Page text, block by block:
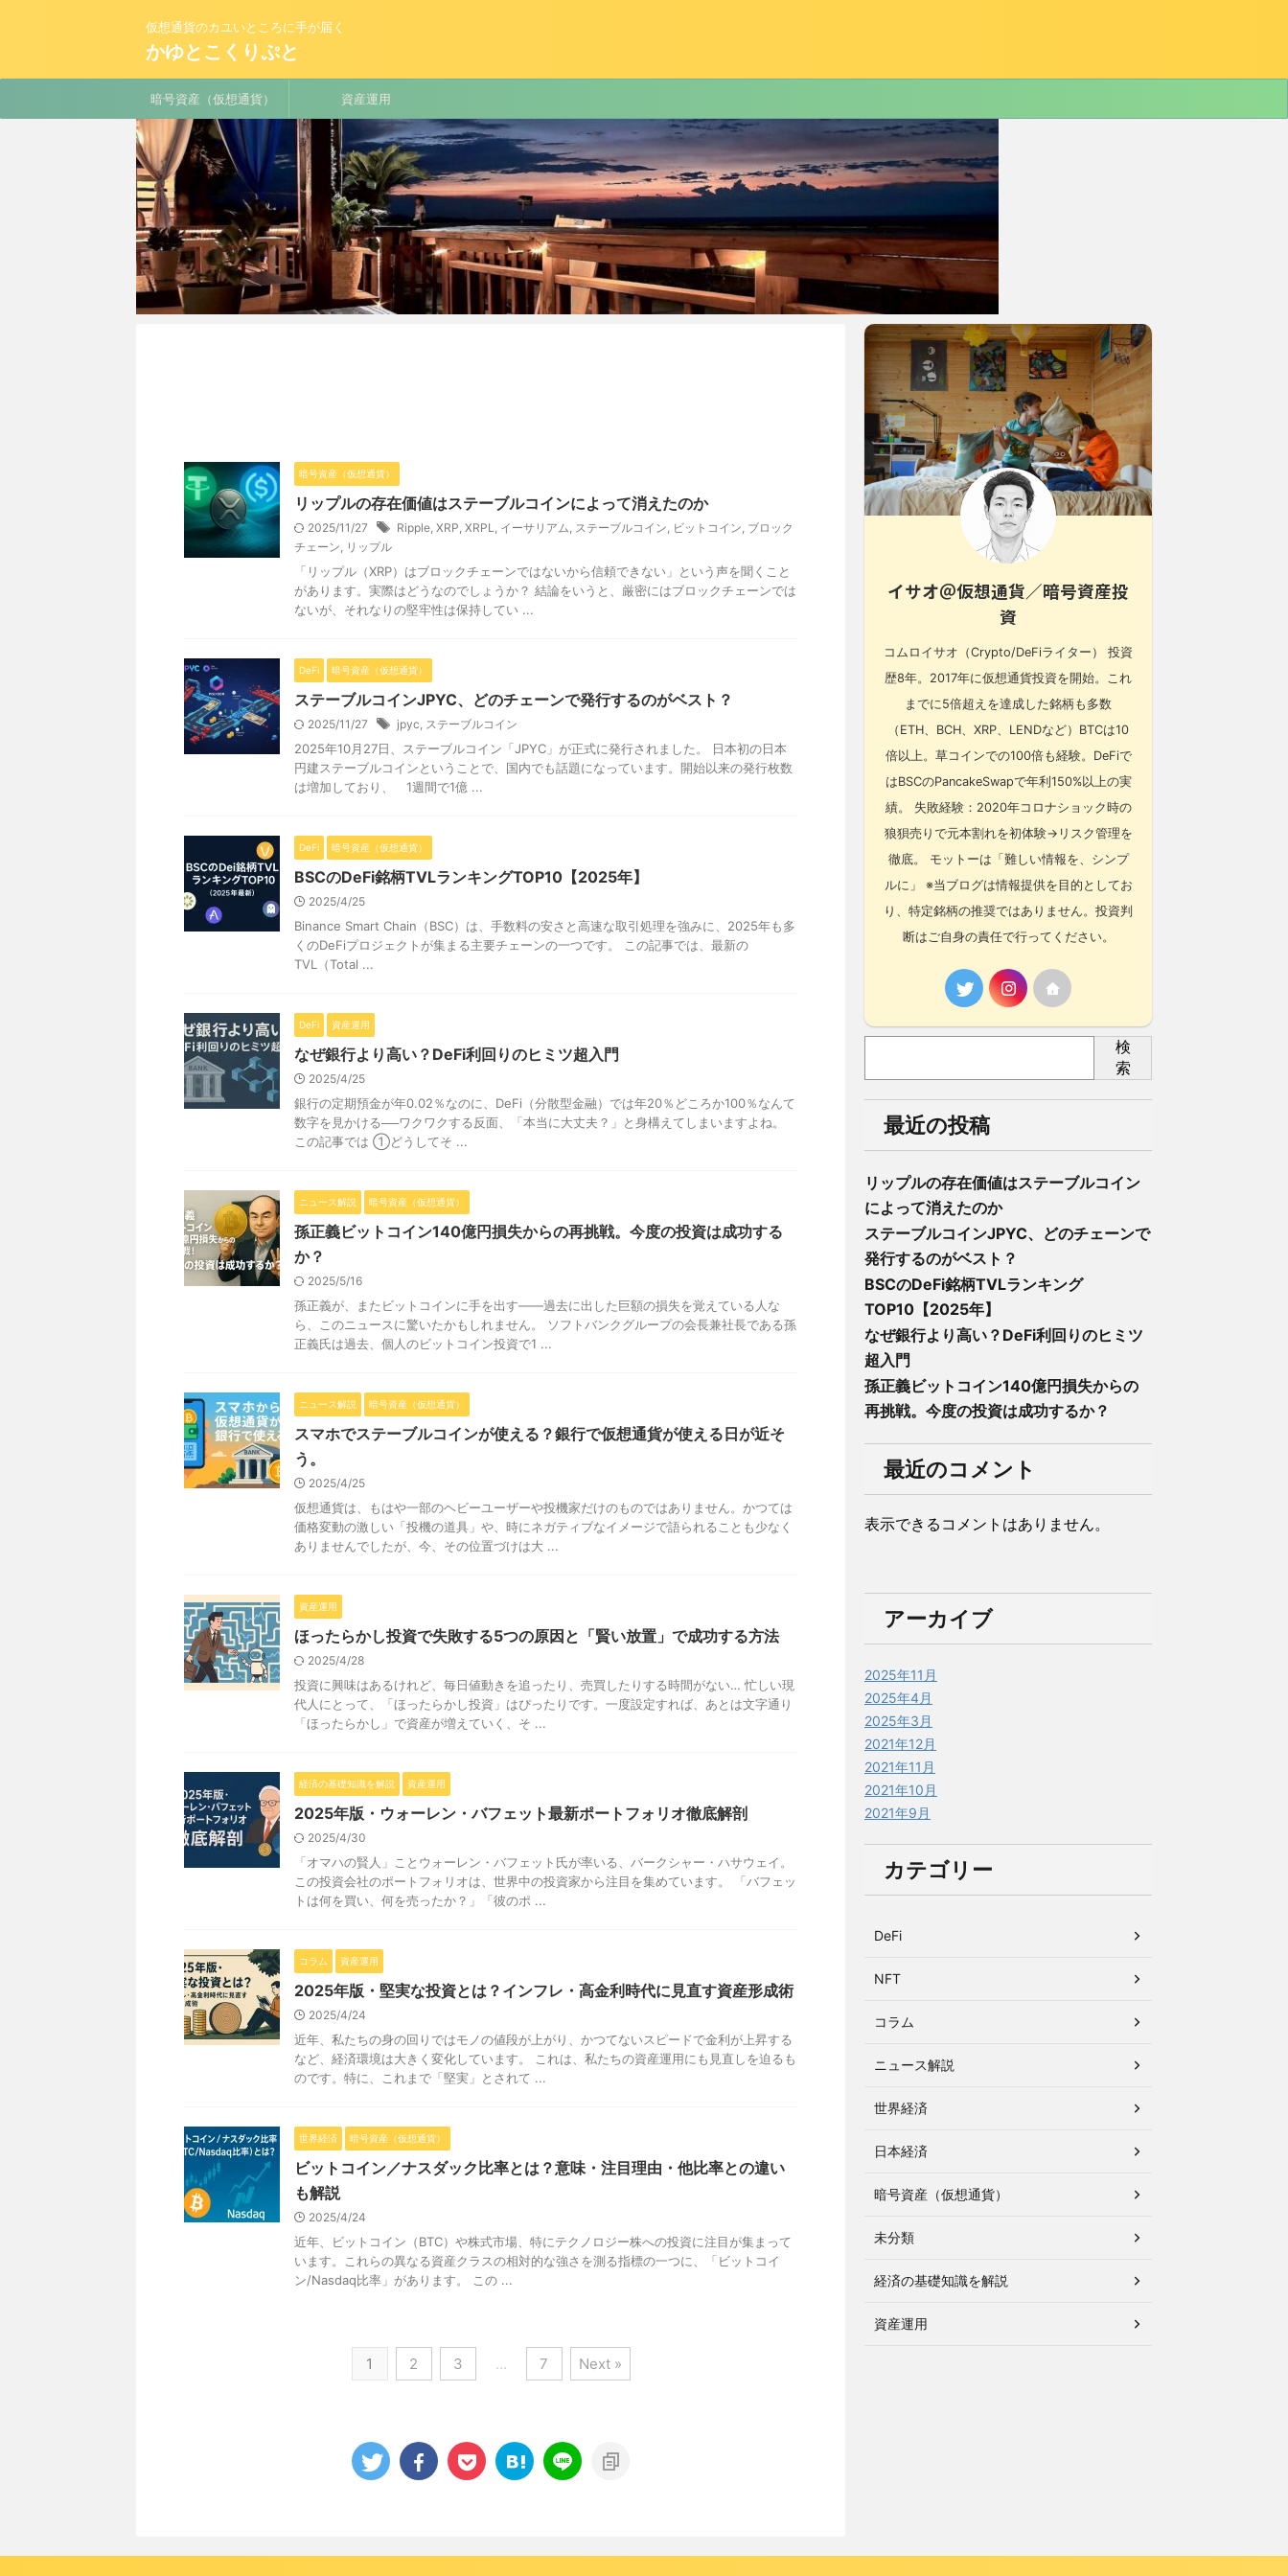
仮想通貨のカユいところに手が届く
かゆとこくりぷと
暗号資産（仮想通貨） 資産運用
暗号資産（仮想通貨）
リップルの存在価値はステーブルコインによって消えたのか
2025/11/27 Ripple, XRP, XRPL, イーサリアム, ステーブルコイン, ビットコイン, ブロック
チェーン, リップル
「リップル（XRP）はブロックチェーンではないから信頼できない」という声を聞くこと
があります。実際はどうなのでしょうか？ 結論をいうと、厳密にはブロックチェーンでは
ないが、それなりの堅牢性は保持してい ...
DeFi 暗号資産（仮想通貨）
ステーブルコインJPYC、どのチェーンで発行するのがベスト？
2025/11/27 jpyc, ステーブルコイン
2025年10月27日、ステーブルコイン「JPYC」が正式に発行されました。 日本初の日本
円建ステーブルコインということで、国内でも話題になっています。開始以来の発行枚数
は増加しており、 1週間で1億 ...
DeFi 暗号資産（仮想通貨）
BSCのDeFi銘柄TVLランキングTOP10【2025年】
2025/4/25
Binance Smart Chain（BSC）は、手数料の安さと高速な取引処理を強みに、2025年も多
くのDeFiプロジェクトが集まる主要チェーンの一つです。 この記事では、最新の
TVL（Total ...
DeFi 資産運用
なぜ銀行より高い？DeFi利回りのヒミツ超入門
2025/4/25
銀行の定期預金が年0.02％なのに、DeFi（分散型金融）では年20％どころか100％なんて
数字を見かける──ワクワクする反面、「本当に大丈夫？」と身構えてしまいますよね。
この記事では ①どうしてそ ...
ニュース解説 暗号資産（仮想通貨）
孫正義ビットコイン140億円損失からの再挑戦。今度の投資は成功する
か？
2025/5/16
孫正義が、またビットコインに手を出す――過去に出した巨額の損失を覚えている人な
ら、このニュースに驚いたかもしれません。 ソフトバンクグループの会長兼社長である孫
正義氏は過去、個人のビットコイン投資で1 ...
ニュース解説 暗号資産（仮想通貨）
スマホでステーブルコインが使える？銀行で仮想通貨が使える日が近そ
う。
2025/4/25
仮想通貨は、もはや一部のヘビーユーザーや投機家だけのものではありません。かつては
価格変動の激しい「投機の道具」や、時にネガティブなイメージで語られることも少なく
ありませんでしたが、今、その位置づけは大 ...
資産運用
ほったらかし投資で失敗する5つの原因と「賢い放置」で成功する方法
2025/4/28
投資に興味はあるけれど、毎日値動きを追ったり、売買したりする時間がない… 忙しい現
代人にとって、「ほったらかし投資」はぴったりです。一度設定すれば、あとは文字通り
「ほったらかし」で資産が増えていく、そ ...
経済の基礎知識を解説 資産運用
2025年版・ウォーレン・バフェット最新ポートフォリオ徹底解剖
2025/4/30
「オマハの賢人」ことウォーレン・バフェット氏が率いる、バークシャー・ハサウェイ。
この投資会社のポートフォリオは、世界中の投資家から注目を集めています。 「バフェッ
トは何を買い、何を売ったか？」「彼のポ ...
コラム 資産運用
2025年版・堅実な投資とは？インフレ・高金利時代に見直す資産形成術
2025/4/24
近年、私たちの身の回りではモノの値段が上がり、かつてないスピードで金利が上昇する
など、経済環境は大きく変化しています。 これは、私たちの資産運用にも見直しを迫るも
のです。特に、これまで「堅実」とされて ...
世界経済 暗号資産（仮想通貨）
ビットコイン／ナスダック比率とは？意味・注目理由・他比率との違い
も解説
2025/4/24
近年、ビットコイン（BTC）や株式市場、特にテクノロジー株への投資に注目が集まって
います。これらの異なる資産クラスの相対的な強さを測る指標の一つに、「ビットコイ
ン/Nasdaq比率」があります。 この ...
1 2 3 … 7 Next »
イサオ＠仮想通貨／暗号資産投
資
コムロイサオ（Crypto/DeFiライター） 投資
歴8年。2017年に仮想通貨投資を開始。これ
までに5倍超えを達成した銘柄も多数
（ETH、BCH、XRP、LENDなど）BTCは10
倍以上。草コインでの100倍も経験。DeFiで
はBSCのPancakeSwapで年利150%以上の実
績。 失敗経験：2020年コロナショック時の
狼狽売りで元本割れを初体験→リスク管理を
徹底。 モットーは「難しい情報を、シンプ
ルに」 ※当ブログは情報提供を目的としてお
り、特定銘柄の推奨ではありません。投資判
断はご自身の責任で行ってください。
検
索
最近の投稿
リップルの存在価値はステーブルコイン
によって消えたのか
ステーブルコインJPYC、どのチェーンで
発行するのがベスト？
BSCのDeFi銘柄TVLランキング
TOP10【2025年】
なぜ銀行より高い？DeFi利回りのヒミツ
超入門
孫正義ビットコイン140億円損失からの
再挑戦。今度の投資は成功するか？
最近のコメント
表示できるコメントはありません。
アーカイブ
2025年11月
2025年4月
2025年3月
2021年12月
2021年11月
2021年10月
2021年9月
カテゴリー
DeFi
NFT
コラム
ニュース解説
世界経済
日本経済
暗号資産（仮想通貨）
未分類
経済の基礎知識を解説
資産運用